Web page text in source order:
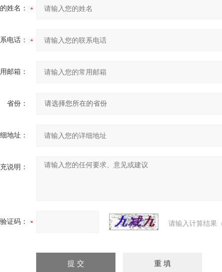
姓名：
电话：
邮箱：
省份：
地址：
说明：
验证码： 请输入计算结果